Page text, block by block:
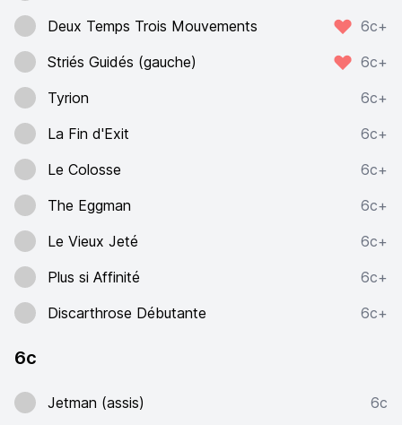
Deux Temps Trois Mouvements
6c+
Striés Guidés (gauche)
6c+
Tyrion
6c+
La Fin d'Exit
6c+
Le Colosse
6c+
The Eggman
6c+
Le Vieux Jeté
6c+
Plus si Affinité
6c+
Discarthrose Débutante
6c+
6c
Jetman (assis)
6c